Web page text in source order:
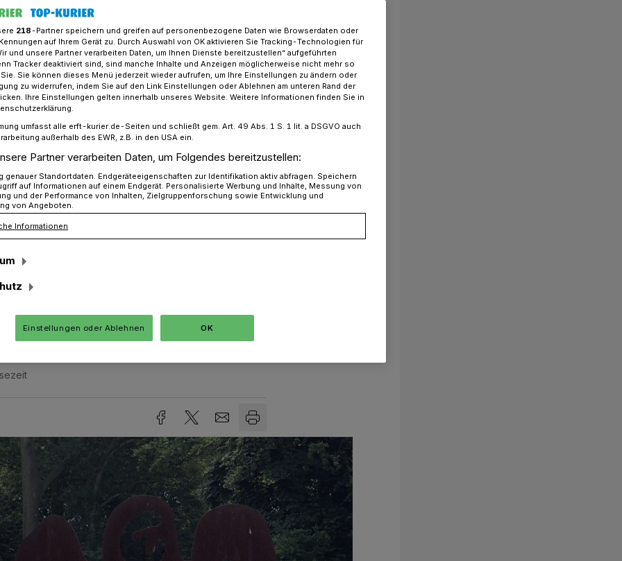
Ein adventlicher Gruß in schwierigen Zeiten
Gruß in
man wahrscheinlich gesagt: „Da hilft nur
Musikers und Philosophen
„Wo es an Worten fehlt, kann der
218-Partner speichern und greifen auf personenbezogene Daten wie Browserdaten oder
auf Ihrem Gerät zu. Durch Auswahl von OK aktivieren Sie Tracking-Technologien für
und unsere Partner verarbeiten Daten, um Ihnen Dienste bereitzustellen“ aufgeführten
Tracker deaktiviert sind, sind manche Inhalte und Anzeigen möglicherweise nicht mehr so
Sie können dieses Menü jederzeit wieder aufrufen, um Ihre Einstellungen zu ändern oder
zu widerrufen, indem Sie auf den Link Einstellungen oder Ablehnen am unteren Rand der
Ihre Einstellungen gelten innerhalb unseres Website. Weitere Informationen finden Sie in
umfasst alle erft-kurier.de-Seiten und schließt gem. Art. 49 Abs. 1 S. 1 lit. a DSGVO auch
außerhalb des EWR, z.B. in den USA ein.
Partner verarbeiten Daten, um Folgendes bereitzustellen:
genauer Standortdaten. Endgeräteeigenschaften zur Identifikation aktiv abfragen. Speichern
auf Informationen auf einem Endgerät. Personalisierte Werbung und Inhalte, Messung von
und der Performance von Inhalten, Zielgruppenforschung sowie Entwicklung und
von Angeboten.
Informationen
Einstellungen oder Ablehnen OK